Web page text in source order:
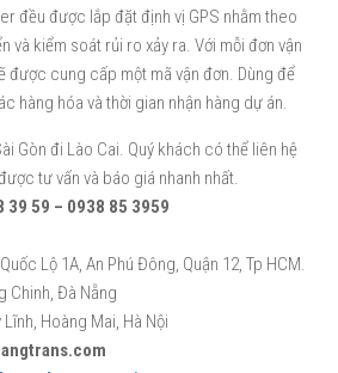
đều được lắp đặt định vị GPS nhằm theo
và kiểm soát rủi ro xảy ra. Với mỗi đơn vận
được cung cấp một mã vận đơn. Dùng để
hàng hóa và thời gian nhận hàng dự án.
Gòn đi Lào Cai. Quý khách có thể liên hệ
tư vấn và báo giá nhanh nhất.
39 59 – 0938 85 3959
Lộ 1A, An Phú Đông, Quận 12, Tp HCM.
Chinh, Đà Nẵng
Hoàng Mai, Hà Nội